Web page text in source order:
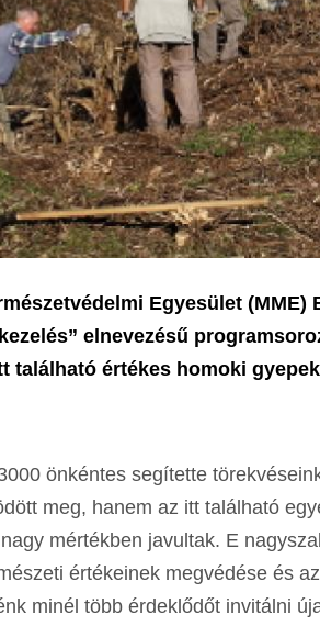
Egyesület
elnevezésű
található értékes homoki
önkéntes segítette
meg, hanem az itt található
mértékben javultak. E
értékeinek megvédése és
minél több érdeklődőt invitálni